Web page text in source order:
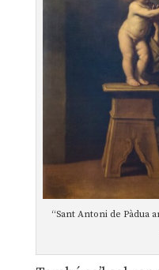
“Sant Antoni de Pàdua